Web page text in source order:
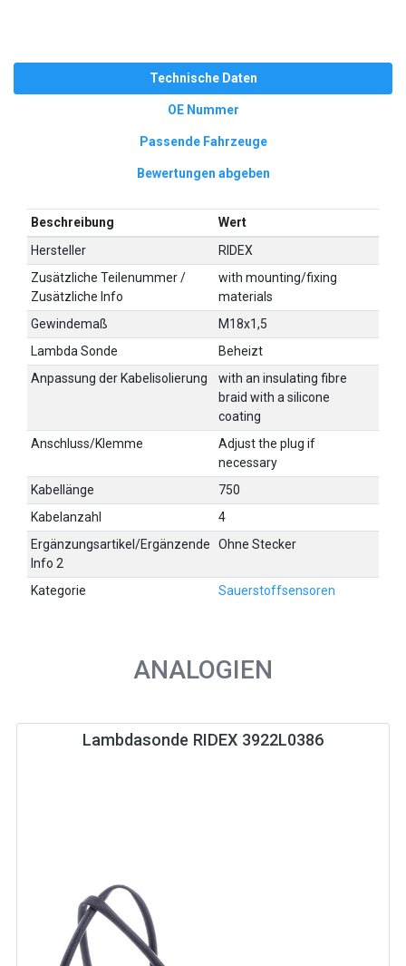
Technische Daten
OE Nummer
Passende Fahrzeuge
Bewertungen abgeben
Beschreibung
Wert
Hersteller
RIDEX
Zusätzliche Teilenummer /
Zusätzliche Info
with mounting/fixing
materials
Gewindemaß
M18x1,5
Lambda Sonde
Beheizt
Anpassung der Kabelisolierung
with an insulating fibre
braid with a silicone
coating
Anschluss/Klemme
Adjust the plug if
necessary
Kabellänge
750
Kabelanzahl
4
Ergänzungsartikel/Ergänzende
Info 2
Ohne Stecker
Kategorie Sauerstoffsensoren
ANALOGIEN
Lambdasonde RIDEX 3922L0386